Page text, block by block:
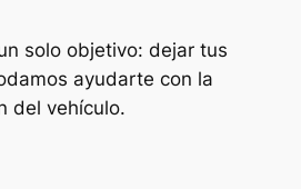
solo objetivo: dejar tus
ayudarte con la
del vehículo.